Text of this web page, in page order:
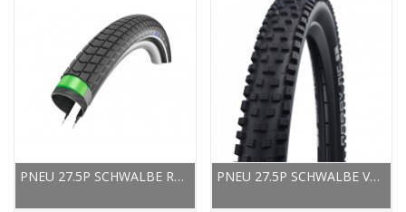
PNEU 27.5P SCHWALBE ROUTE VTT VAE BIG BEN PLUS... PNEU 27.5P SCHWALBE VTT NOBBY NIC PERFORMANCE...